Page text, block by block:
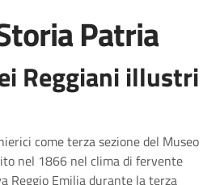
Patria
Reggiani illustri
come terza sezione del Museo
nel 1866 nel clima di fervente
Reggio Emilia durante la terza